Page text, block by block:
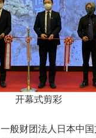
开幕式剪彩
般财团法人日本中